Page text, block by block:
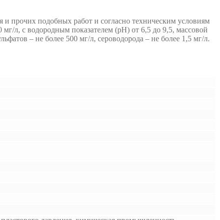
прочих подобных работ и согласно техническим условиям
л, с водородным показателем (рН) от 6,5 до 9,5, массовой
– не более 500 мг/л, сероводорода – не более 1,5 мг/л.